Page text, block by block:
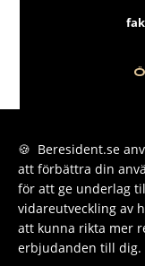
🍪 Beresident.se
att förbättra din
för att ge underlag
vidareutveckling av
att kunna rikta mer
erbjudanden till dig.